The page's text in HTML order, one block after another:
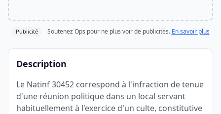
Publicité Soutenez Ops pour ne plus voir de publicités. En savoir plus
Description
Le Natinf 30452 correspond à l'infraction de tenue
d'une réunion politique dans un local servant
habituellement à l'exercice d'un culte, constitutive